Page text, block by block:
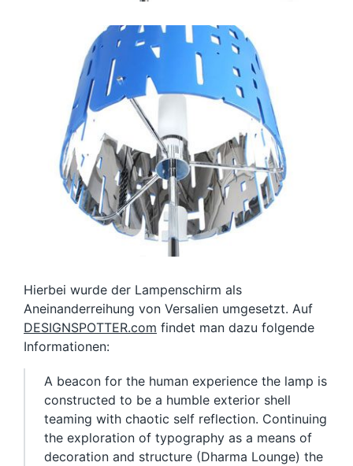
Hierbei wurde der Lampenschirm als
Aneinanderreihung von Versalien umgesetzt. Auf
DESIGNSPOTTER.com findet man dazu folgende
Informationen:
A beacon for the human experience the lamp is
constructed to be a humble exterior shell
teaming with chaotic self reflection. Continuing
the exploration of typography as a means of
decoration and structure (Dharma Lounge) the